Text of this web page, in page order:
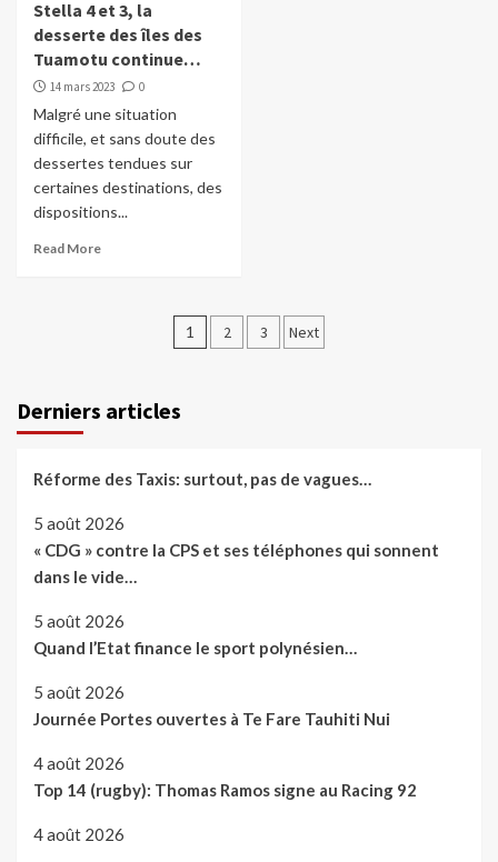
Stella 4 et 3, la
desserte des îles des
Tuamotu continue…
14 mars 2023 0
Malgré une situation
difficile, et sans doute des
dessertes tendues sur
certaines destinations, des
dispositions...
Read More
Pagination
publications
1 2 3 Next
Derniers articles
Réforme des Taxis: surtout, pas de vagues…
5 août 2026
« CDG » contre la CPS et ses téléphones qui sonnent
dans le vide…
5 août 2026
Quand l’Etat finance le sport polynésien…
5 août 2026
Journée Portes ouvertes à Te Fare Tauhiti Nui
4 août 2026
Top 14 (rugby): Thomas Ramos signe au Racing 92
4 août 2026